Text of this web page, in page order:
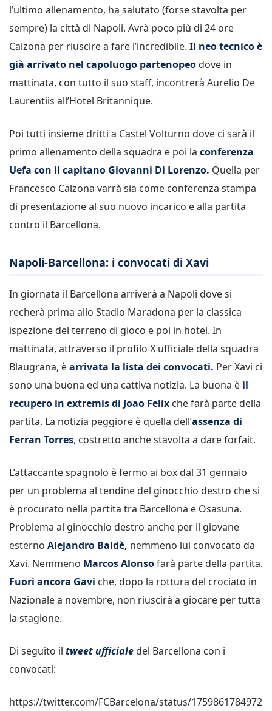
l’ultimo allenamento, ha salutato (forse stavolta per
sempre) la città di Napoli. Avrà poco più di 24 ore
Calzona per riuscire a fare l’incredibile. Il neo tecnico è
già arrivato nel capoluogo partenopeo dove in
mattinata, con tutto il suo staff, incontrerà Aurelio De
Laurentiis all’Hotel Britannique.
Poi tutti insieme dritti a Castel Volturno dove ci sarà il
primo allenamento della squadra e poi la conferenza
Uefa con il capitano Giovanni Di Lorenzo. Quella per
Francesco Calzona varrà sia come conferenza stampa
di presentazione al suo nuovo incarico e alla partita
contro il Barcellona.
Napoli-Barcellona: i convocati di Xavi
In giornata il Barcellona arriverà a Napoli dove si
recherà prima allo Stadio Maradona per la classica
ispezione del terreno di gioco e poi in hotel. In
mattinata, attraverso il profilo X ufficiale della squadra
Blaugrana, èarrivata la lista dei convocati. Per Xavi ci
sono una buona ed una cattiva notizia. La buona è il
recupero in extremis di Joao Felix che farà parte della
partita. La notizia peggiore è quella dell’assenza di
Ferran Torres, costretto anche stavolta a dare forfait.
L’attaccante spagnolo è fermo ai box dal 31 gennaio
per un problema al tendine del ginocchio destro che si
è procurato nella partita tra Barcellona e Osasuna.
Problema al ginocchio destro anche per il giovane
esterno Alejandro Baldè, nemmeno lui convocato da
Xavi. Nemmeno Marcos Alonsofarà parte della partita.
Fuori ancora Gavi che, dopo la rottura del crociato in
Nazionale a novembre, non riuscirà a giocare per tutta
la stagione.
Di seguito il tweet ufficiale del Barcellona con i
convocati:
https://twitter.com/FCBarcelona/status/1759861784972